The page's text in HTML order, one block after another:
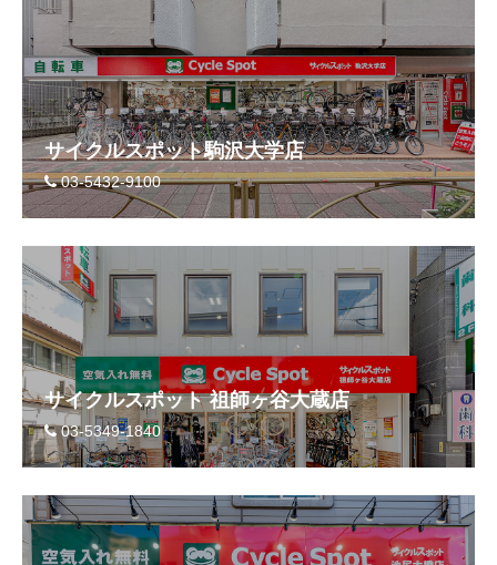
サイクルスポット駒沢大学店
03-5432-9100
サイクルスポット 祖師ヶ谷大蔵店
03-5349-1840